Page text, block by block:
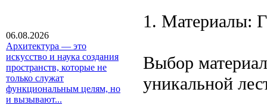
06.08.2026
Архитектура — это
искусство и наука создания
пространств, которые не
только служат
функциональным целям, но
и вызывают...
1. Материалы:
Выбор
уникальной